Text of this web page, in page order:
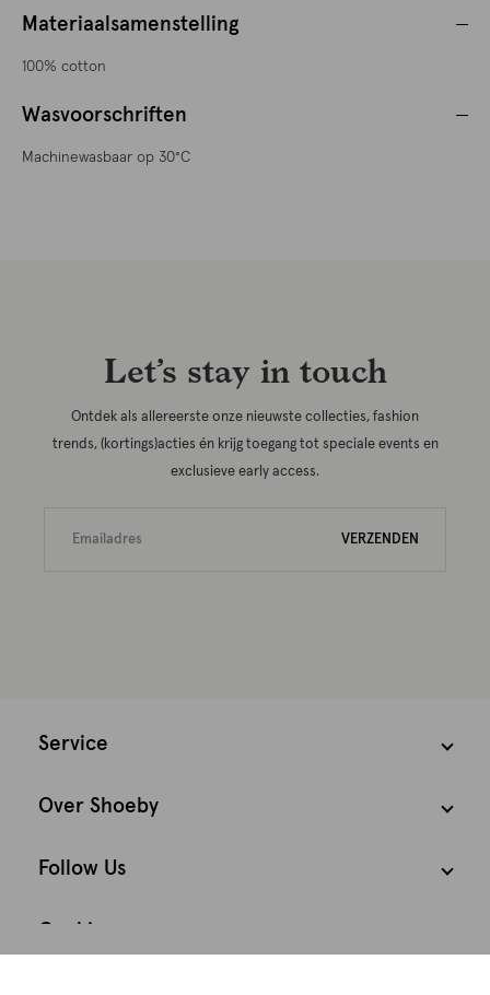
Materiaalsamenstelling
100% cotton
Wasvoorschriften
Machinewasbaar op 30°C
Let’s stay in touch
Ontdek als allereerste onze nieuwste collecties, fashion
trends, (kortings)acties én krijg toegang tot speciale events en
exclusieve early access.
VERZENDEN
Service
Over Shoeby
Follow Us